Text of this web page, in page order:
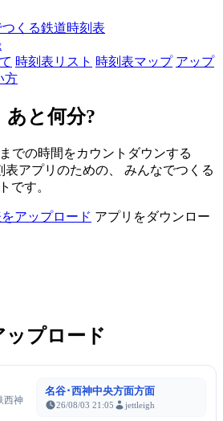
くる鉄道時刻表
時刻表リスト 時刻表マップ アップ
方
あと何分?
での時間をカウントダウンする
表アプリのための、 みんなでつくる
です。
アップロード アプリをダウンロー
ップロード
西神
名谷･西神中央方面方面
26/08/03 21:05 jettleigh